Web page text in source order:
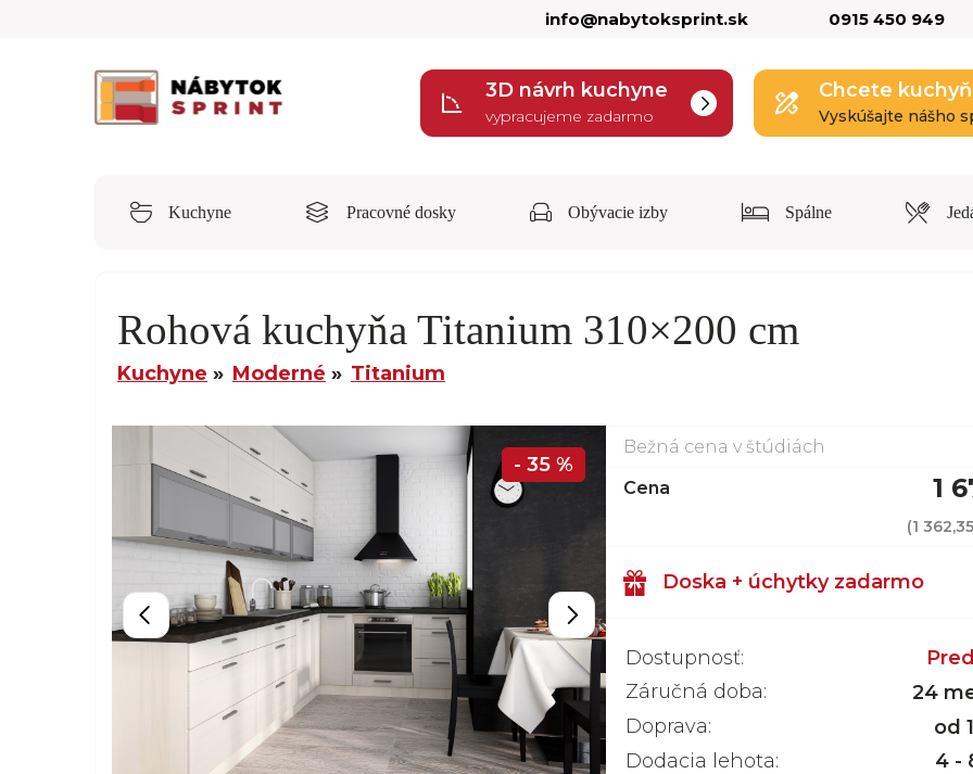
info@nabytoksprint.sk 0915 450 949
3D návrh kuchyne
vypracujeme zadarmo
Chcete
Vyskúšajte nášho
Kuchyne Pracovné dosky Obývacie izby Spálne
Rohová kuchyňa Titanium 310×200 cm
Kuchyne Moderné Titanium
- 35 %
Bežná cena v štúdiách
Cena
1
(1
Doska + úchytky zadarmo
Dostupnosť:
Záručná doba:
24
Doprava:
od
Dodacia lehota:
4 -